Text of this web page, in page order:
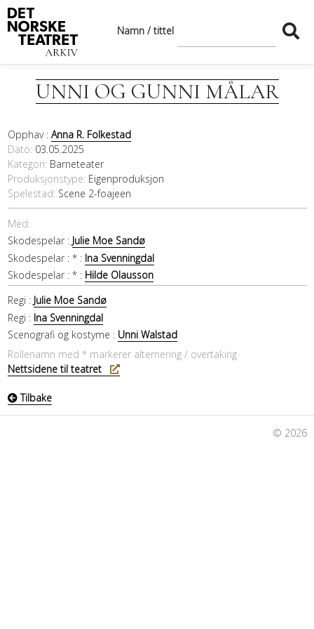
Namn / tittel
UNNI OG GUNNI MÅLAR
Opphav : Anna R. Folkestad
Dato 03.05.2025
Kategori Barneteater
Produksjonstype: Eigenproduksjon
Spelestad: Scene 2-foajeen
Med:
Skodespelar : Julie Moe Sandø
Skodespelar : * : Ina Svenningdal
Skodespelar : * : Hilde Olausson
Regi : Julie Moe Sandø
Regi : Ina Svenningdal
Scenografi og kostyme : Unni Walstad
Rollenamn med * markerer alternering / overtaking
Nettsidene til teatret
Tilbake
© 2026